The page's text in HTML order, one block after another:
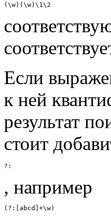
(\w)(\w)\1\2
Если
к ней
результат
стоит
?:
, например
(?:[abcd]+\w)